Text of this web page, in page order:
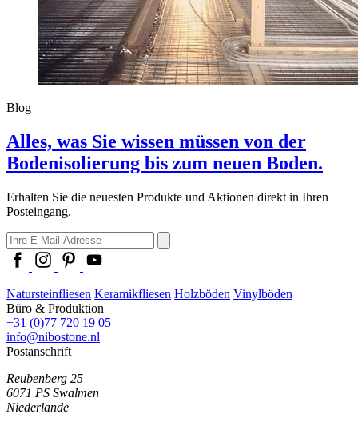
Blog
Alles, was Sie wissen müssen von der
Bodenisolierung bis zum neuen Boden.
Erhalten Sie die neuesten Produkte und Aktionen direkt in Ihren
Posteingang.
Natursteinfliesen Keramikfliesen Holzböden Vinylböden
Büro & Produktion
+31 (0)77 720 19 05
info@nibostone.nl
Postanschrift
Reubenberg 25
6071 PS Swalmen
Niederlande